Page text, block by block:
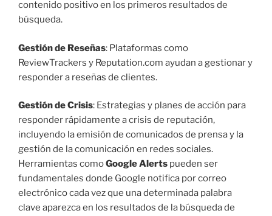
contenido positivo en los primeros resultados de
búsqueda.
Gestión de Reseñas: Plataformas como
ReviewTrackers y Reputation.com ayudan a gestionar y
responder a reseñas de clientes.
Gestión de Crisis: Estrategias y planes de acción para
responder rápidamente a crisis de reputación,
incluyendo la emisión de comunicados de prensa y la
gestión de la comunicación en redes sociales.
Herramientas comoGoogleAlerts pueden ser
fundamentales donde Google notifica por correo
electrónico cada vez que una determinada palabra
clave aparezca en los resultados de la búsqueda de